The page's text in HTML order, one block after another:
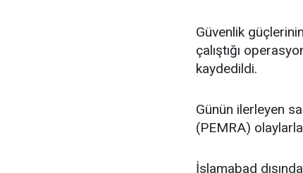
Güvenlik
çalıştığı
kaydedildi.
Günün ilerleyen
(PEMRA)
İslamabad